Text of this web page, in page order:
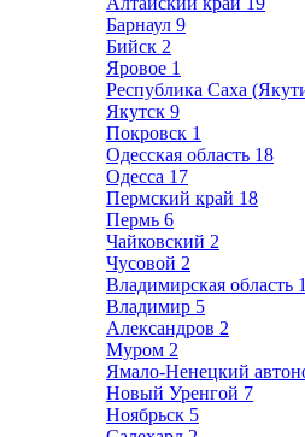
Барнаул 9
Бийск 2
Яровое 1
Республика Саха
Якутск 9
Покровск 1
Одесская область 18
Одесса 17
Пермский край 18
Пермь 6
Чайковский 2
Чусовой 2
Владимирская область
Владимир 5
Александров 2
Муром 2
Ямало-Ненецкий
Новый Уренгой 7
Ноябрьск 5